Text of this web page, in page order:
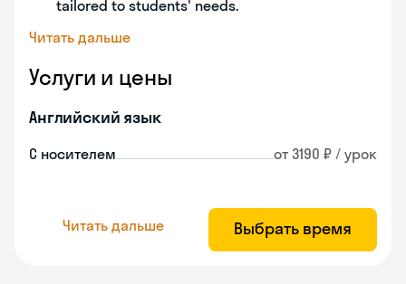
tailored to students' needs.
Читать дальше
Услуги и цены
Английский язык
С носителем от 3190 ₽ / урок
Читать дальше Выбрать время